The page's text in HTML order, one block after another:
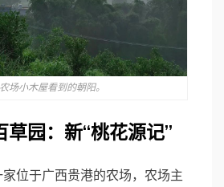
场小木屋看到的朝阳。
草园：新“桃花源记”
位于广西贵港的农场，农场主